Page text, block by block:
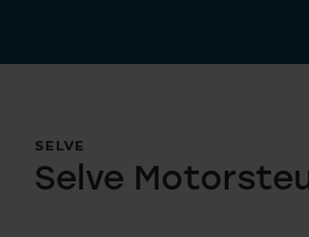
SELVE
Selve